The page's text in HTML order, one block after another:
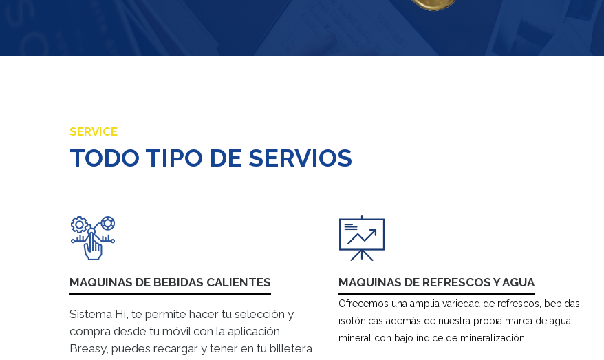
SERVICE
TODO TIPO DE SERVIOS
MAQUINAS DE BEBIDAS CALIENTES
Sistema Hi, te permite hacer tu selección y
compra desde tu móvil con la aplicación
Breasy, puedes recargar y tener en tu billetera
MAQUINAS DE REFRESCOS Y AGUA
Ofrecemos una amplia variedad de refrescos, bebidas
isotónicas además de nuestra propia marca de agua
mineral con bajo índice de mineralización.